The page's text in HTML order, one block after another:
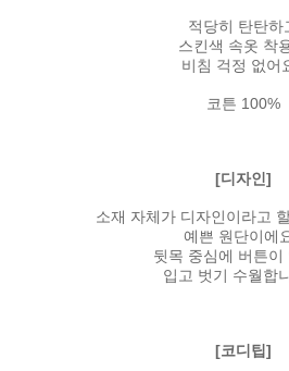
적당히 탄탄하
스킨색 속옷 착
비침 걱정 없어
코튼 100%
[디자인]
소재 자체가 디자인이라고
예쁜 원단이에
뒷목 중심에 버튼이
입고 벗기 수월합
[코디팁]